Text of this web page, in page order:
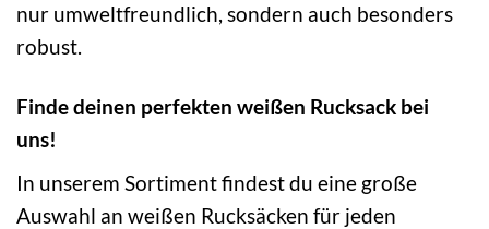
nur umweltfreundlich, sondern auch besonders
robust.
Finde deinen perfekten weißen Rucksack bei
uns!
In unserem Sortiment findest du eine große
Auswahl an weißen Rucksäcken für jeden